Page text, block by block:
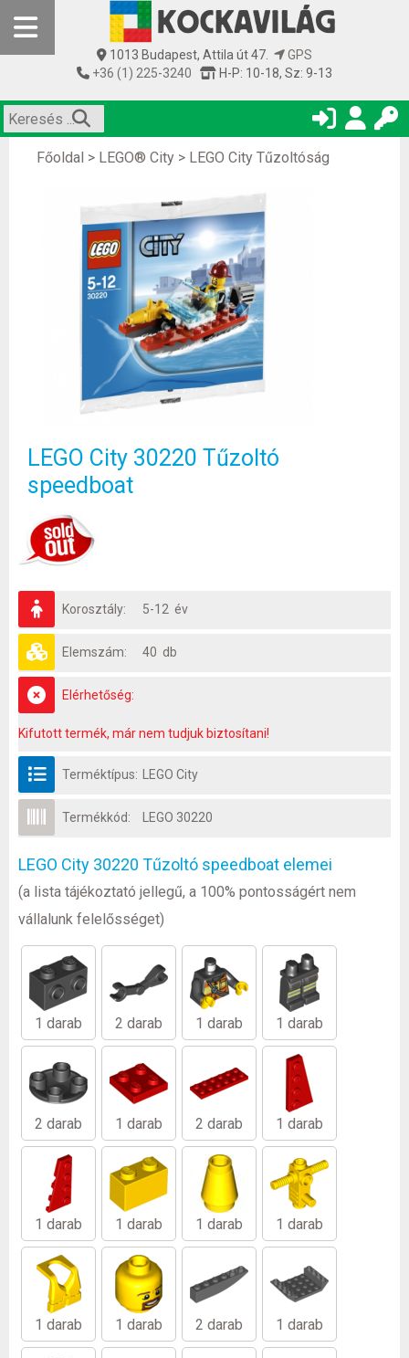
1013 Budapest, Attila út 47.
GPS
+36 (1) 225-3240
H-P: 10-18, Sz: 9-13
Főoldal > LEGO® City > LEGO City Tűzoltóság
LEGO City 30220 Tűzoltó
speedboat
Korosztály: 5-12 év
Elemszám: 40 db
Elérhetőség:
Kifutott termék, már nem tudjuk biztosítani!
Terméktípus: LEGO City
Termékkód: LEGO 30220
LEGO City 30220 Tűzoltó speedboat elemei
(a lista tájékoztató jellegű, a 100% pontosságért nem
vállalunk felelősséget)
1 darab 2 darab 1 darab 1 darab
2 darab 1 darab 2 darab 1 darab
1 darab 1 darab 1 darab 1 darab
1 darab 1 darab 2 darab 1 darab